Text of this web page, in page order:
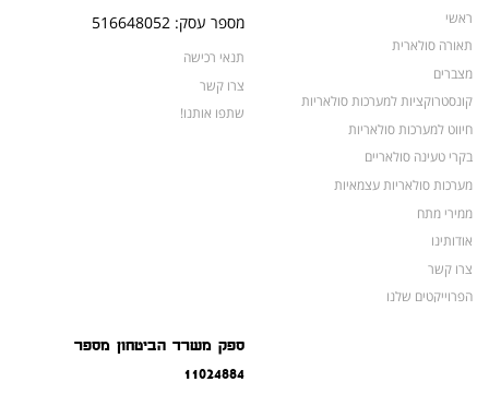
ראשי
תאורה סולארית
מצברים
קונסטרוקציות למערכות סולאריות
חיווט למערכות סולאריות
בקרי טעינה סולאריים
מערכות סולאריות עצמאיות
ממירי מתח
אודותינו
צרו קשר
הפרוייקטים שלנו
מספר עסק: 516648052
תנאי רכישה
צרו קשר
שתפו אותנו!
ספק משרד הביטחון מספר
11024884